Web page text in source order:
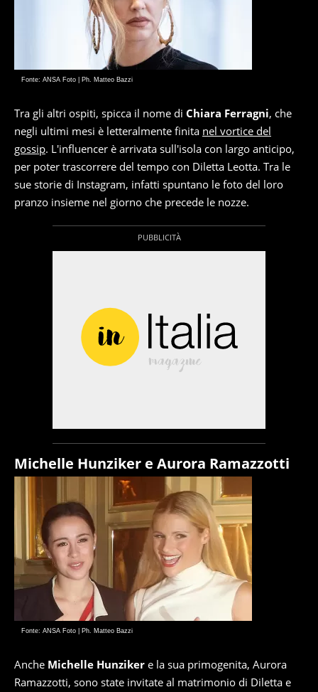
Fonte: ANSA Foto | Ph. Matteo Bazzi
Tra gli altri ospiti, spicca il nome di Chiara Ferragni, che
negli ultimi mesi è letteralmente finita nel vortice del
gossip. L'influencer è arrivata sull'isola con largo anticipo,
per poter trascorrere del tempo con Diletta Leotta. Tra le
sue storie di Instagram, infatti spuntano le foto del loro
pranzo insieme nel giorno che precede le nozze.
Michelle Hunziker e Aurora Ramazzotti
Fonte: ANSA Foto | Ph. Matteo Bazzi
Anche Michelle Hunziker e la sua primogenita, Aurora
Ramazzotti, sono state invitate al matrimonio di Diletta e